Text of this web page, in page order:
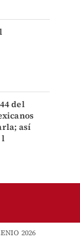
del
así
l
2026